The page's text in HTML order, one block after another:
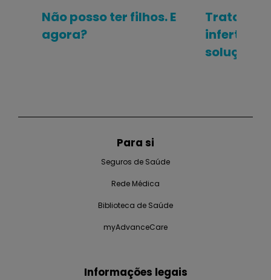
Não posso ter filhos. E
agora?
soluções
Para si
Seguros de Saúde
Rede Médica
Biblioteca de Saúde
myAdvanceCare
Informações legais